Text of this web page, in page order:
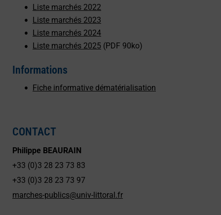
Liste marchés 2022
Liste marchés 2023
Liste marchés 2024
Liste marchés 2025 (PDF 90ko)
Informations
Fiche informative dématérialisation
CONTACT
Philippe BEAURAIN
+33 (0)3 28 23 73 83
+33 (0)3 28 23 73 97
marches-publics@univ-littoral.fr